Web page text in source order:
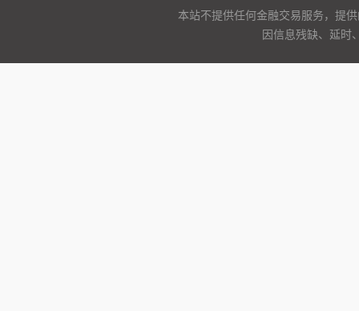
本站不提供任何金融交易服务，提
因信息残缺、延时